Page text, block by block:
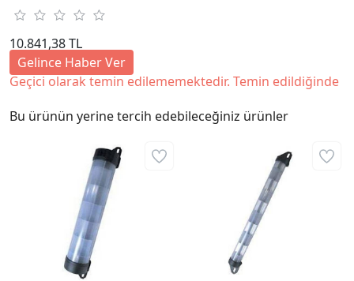
10.841,38 TL
Gelince Haber Ver
Geçici olarak temin edilememektedir. Temin edildiğinde
Bu ürünün yerine tercih edebileceğiniz ürünler